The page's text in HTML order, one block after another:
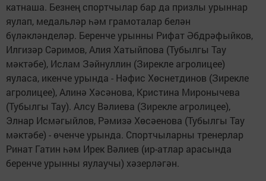
катнаша. Безнең спортчылар бар да призлы урыннар
яулап, медальләр һәм грамоталар белән
бүләкләнделәр. Беренче урынны Рифат Әбдрәфыйков,
Илгизәр Сәримов, Алия Хатыйпова (Тубылгы Тау
мәктәбе), Ислам Зәйнуллин (Зирекле агролицее)
яуласа, икенче урында - Нәфис Хөснетдинов (Зирекле
агролицее), Алинә Хәсәнова, Кристина Миронычева
(Тубылгы Тау). Алсу Вәлиева (Зирекле агролицее),
Элнар Исмәгыйлов, Рәмизә Хөсәенова (Тубылгы Тау
мәктәбе) - өченче урында. Спортчыларны тренерлар
Ринат Гатин һәм Ирек Вәлиев (ир-атлар арасында
беренче урынны яулаучы) хәзерләгән.